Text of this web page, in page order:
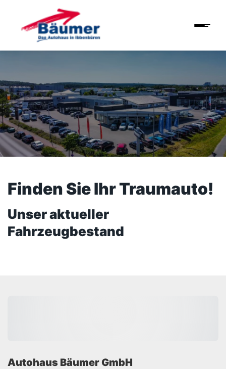
Finden Sie Ihr Traumauto!
Unser aktueller
Fahrzeugbestand
Autohaus Bäumer GmbH